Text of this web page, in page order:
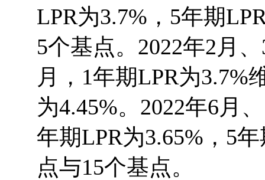
LPR为3.7%，5年期
5个基点。2022年2月
月，1年期LPR为3.7%
为4.45%。2022年6月
年期LPR为3.65%，5
点与15个基点。